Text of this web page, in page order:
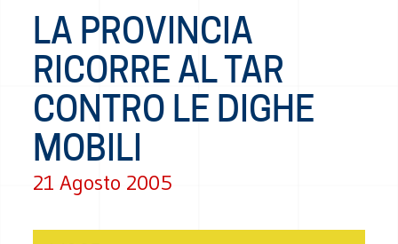
LA PROVINCIA
RICORRE AL TAR
CONTRO LE DIGHE
MOBILI
21 Agosto 2005